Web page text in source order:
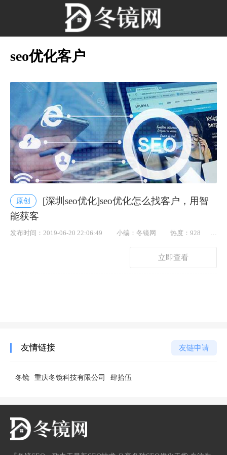
seo优化客户
原创
[深圳seo优化]seo优化怎么找客户，用智
能获客
发布时间：2019-06-20 22:06:49 小编：冬镜网
热度：928
立即查看
友情链接 友链申请
冬镜 重庆冬镜科技有限公司 肆拾伍